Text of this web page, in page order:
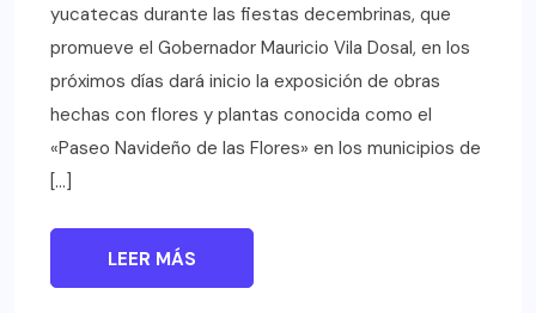
yucatecas durante las fiestas decembrinas, que
promueve el Gobernador Mauricio Vila Dosal, en los
próximos días dará inicio la exposición de obras
hechas con flores y plantas conocida como el
«Paseo Navideño de las Flores» en los municipios de
[…]
LEER MÁS